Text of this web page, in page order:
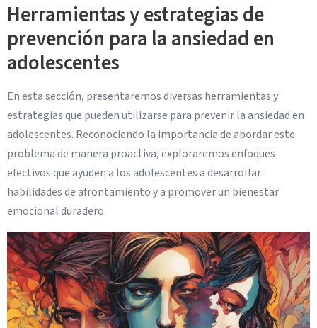
Herramientas y estrategias de
prevención para la ansiedad en
adolescentes
En esta sección, presentaremos diversas herramientas y
estrategias que pueden utilizarse para prevenir la ansiedad en
adolescentes. Reconociendo la importancia de abordar este
problema de manera proactiva, exploraremos enfoques
efectivos que ayuden a los adolescentes a desarrollar
habilidades de afrontamiento y a promover un bienestar
emocional duradero.